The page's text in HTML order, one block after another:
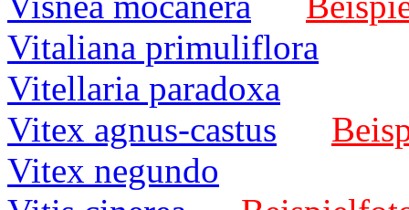
Vitaliana primuliflora
Vitellaria paradoxa
Vitex agnus-castus
Vitex negundo